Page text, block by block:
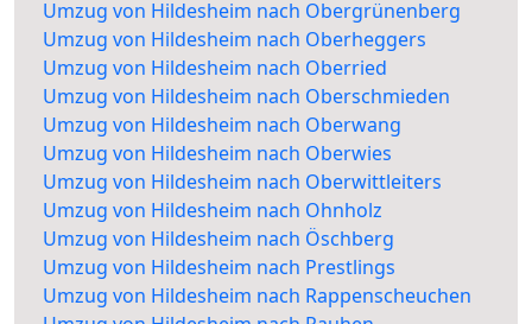
Umzug von Hildesheim nach Obergrünenberg
Umzug von Hildesheim nach Oberheggers
Umzug von Hildesheim nach Oberried
Umzug von Hildesheim nach Oberschmieden
Umzug von Hildesheim nach Oberwang
Umzug von Hildesheim nach Oberwies
Umzug von Hildesheim nach Oberwittleiters
Umzug von Hildesheim nach Ohnholz
Umzug von Hildesheim nach Öschberg
Umzug von Hildesheim nach Prestlings
Umzug von Hildesheim nach Rappenscheuchen